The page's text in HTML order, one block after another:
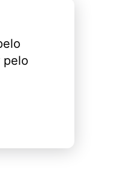
pelo